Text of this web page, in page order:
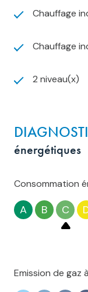
Chauffage
Chauffage
2 niveau(x)
énergétiques
Consommation
A B C
Emission de gaz